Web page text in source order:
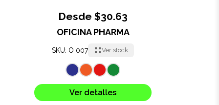
Desde $30.63
OFICINA PHARMA
SKU: O 007 Ver stock
Ver detalles